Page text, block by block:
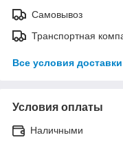
Самовывоз
Транспортная
Все условия доставки
Условия оплаты
Наличными